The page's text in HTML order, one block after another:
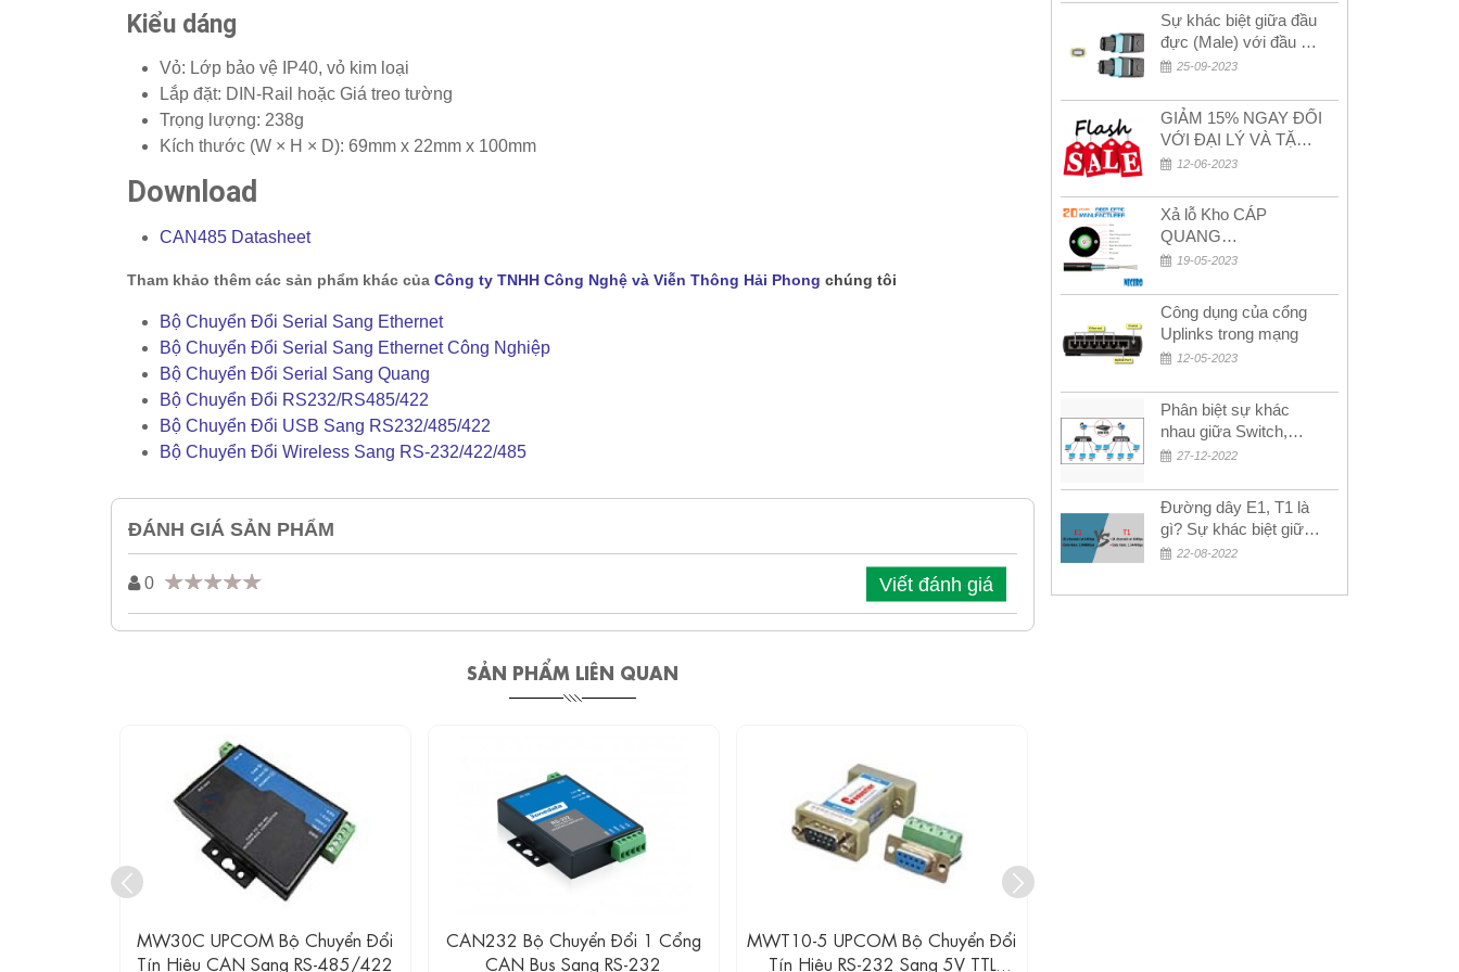
Kiểu dáng
Vỏ: Lớp bảo vệ IP40, vỏ kim loại
Lắp đặt: DIN-Rail hoặc Giá treo tường
Trọng lượng: 238g
Kích thước (W × H × D): 69mm x 22mm x 100mm
Download
CAN485 Datasheet
Tham khảo thêm các sản phẩm khác của Công ty TNHH Công Nghệ và Viễn Thông Hải Phong chúng tôi
Bộ Chuyển Đổi Serial Sang Ethernet
Bộ Chuyển Đổi Serial Sang Ethernet Công Nghiệp
Bộ Chuyển Đổi Serial Sang Quang
Bộ Chuyển Đổi RS232/RS485/422
Bộ Chuyển Đổi USB Sang RS232/485/422
Bộ Chuyển Đổi Wireless Sang RS-232/422/485
ĐÁNH GIÁ SẢN PHẨM
0 Viết đánh giá
SẢN PHẨM LIÊN QUAN
MW30C UPCOM Bộ Chuyển Đổi
Tín Hiệu CAN Sang RS-485/422
CAN232 Bộ Chuyển Đổi 1 Cổng
CAN Bus Sang RS-232
MWT10-5 UPCOM Bộ Chuyển Đổi
Tín Hiệu RS-232 Sang 5V TTL
Sự khác biệt giữa đầu
đực (Male) với đầu cái
(Female) trong bộ đầu
25-09-2023
GIẢM 15% NGAY ĐỐI
VỚI ĐẠI LÝ VÀ TẶNG
QUÀ KHÁCH HÀNG
12-06-2023
Xả lỗ Kho CÁP
QUANG
MULTIMODE CÁP
MULTIMODE 4-8-12-
24Fo SỢI OM1-OM2-
OM3 Siêu Rẻ 5k
19-05-2023
Công dụng của cổng
Uplinks trong mạng
12-05-2023
Phân biệt sự khác
nhau giữa Switch,
Router và Hub
27-12-2022
Đường dây E1, T1 là
gì? Sự khác biệt giữa
E1 và T1
22-08-2022